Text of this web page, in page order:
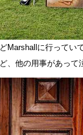
Marshallに行ってい
、他の用事があって